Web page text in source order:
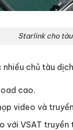
Starlink cho
chủ tàu
cao.
video và
với VSAT truyền